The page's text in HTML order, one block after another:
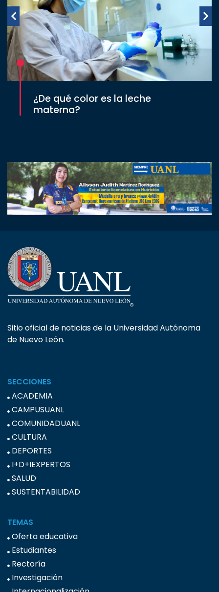
¿De qué color es la leche
materna?
Sitio oficial de noticias de la Universidad Autónoma
de Nuevo León.
SECCIONES
ACADEMIA
CAMPUSUANL
COMUNIDADUANL
CULTURA
DEPORTES
I+D+IEXPERTOS
SALUD
SUSTENTABILIDAD
TEMAS
Oferta educativa
Estudiantes
Rectoría
Investigación